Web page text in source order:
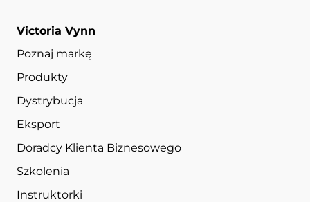
Victoria Vynn
Poznaj markę
Produkty
Dystrybucja
Eksport
Doradcy Klienta Biznesowego
Szkolenia
Instruktorki